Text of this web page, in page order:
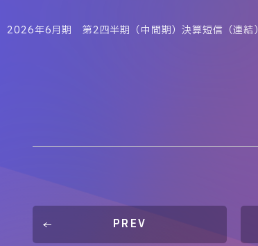
年6月期 第2四半期（中間期）決算短信（連結）
PREV